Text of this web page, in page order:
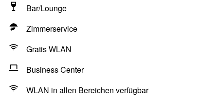
Bar/Lounge
Zimmerservice
Gratis WLAN
Business Center
WLAN in allen Bereichen verfügbar